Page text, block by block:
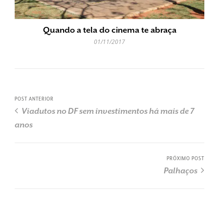
Quando a tela do cinema te abraça
01/11/2017
POST ANTERIOR
Viadutos no DF sem investimentos há mais de 7
anos
PRÓXIMO POST
Palhaços